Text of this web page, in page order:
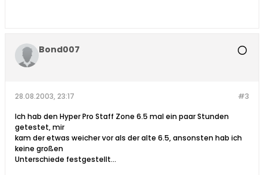
Bond007
#3
28.08.2003, 23:17
Ich hab den Hyper Pro Staff Zone 6.5 mal ein paar Stunden
getestet, mir
kam der etwas weicher vor als der alte 6.5, ansonsten hab ich
keine großen
Unterschiede festgestellt...